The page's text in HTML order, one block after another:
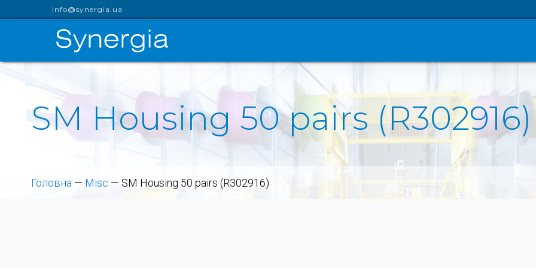
info@synergia.ua
SM Housing 50 pairs (R302916)
Головна — Misc — SM Housing 50 pairs (R302916)